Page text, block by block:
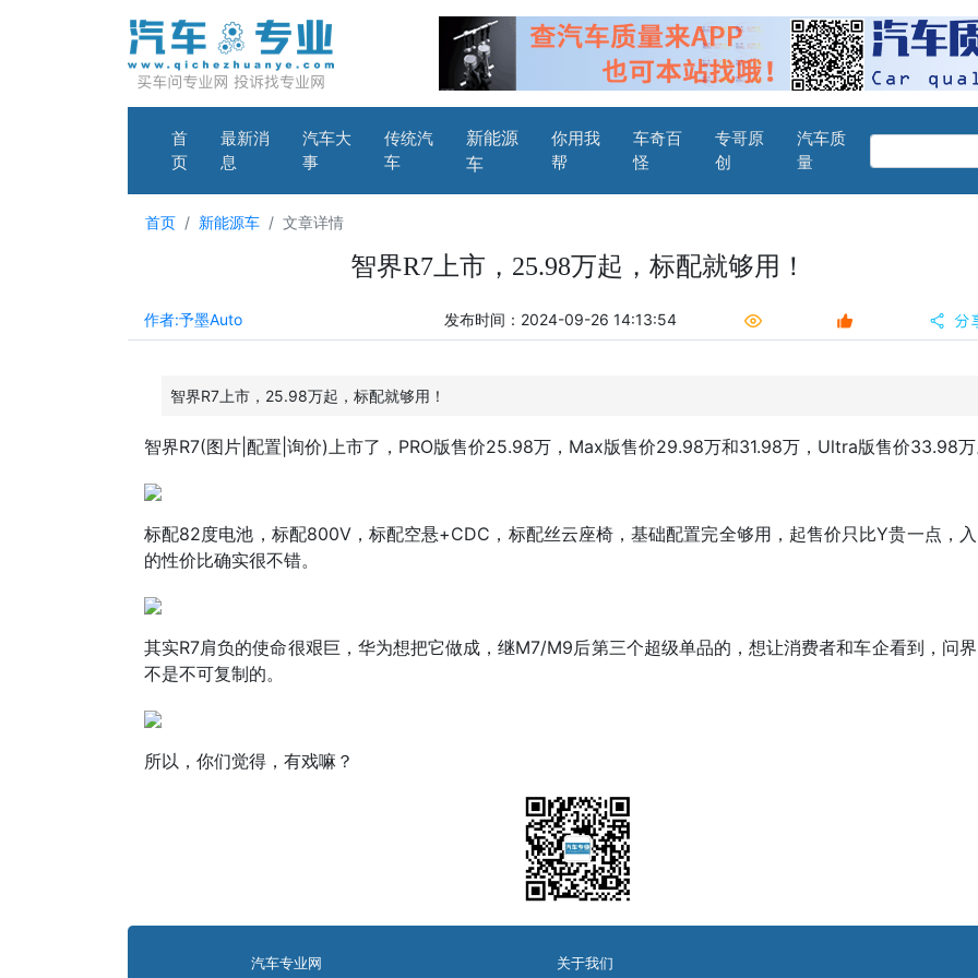
首
页
最新消
息
汽车大
事
传统汽
车
新能源
车
你用我
帮
车奇百
怪
专哥原
创
汽车质
量
首页 新能源车 文章详情
智界R7上市，25.98万起，标配就够用！
作者:予墨Auto 发布时间：2024-09-26 14:13:54
智界R7上市，25.98万起，标配就够用！
智界R7(图片 配置 询价)上市了，PRO版售价25.98万，Max版售价29.98万和31.98万，Ultra版售价33.98万
标配82度电池，标配800V，标配空悬+CDC，标配丝云座椅，基础配置完全够用，起售价只比Y贵一点，
的性价比确实很不错。
其实R7肩负的使命很艰巨，华为想把它做成，继M7/M9后第三个超级单品的，想让消费者和车企看到，问
不是不可复制的。
所以，你们觉得，有戏嘛？
汽车专业网 关于我们